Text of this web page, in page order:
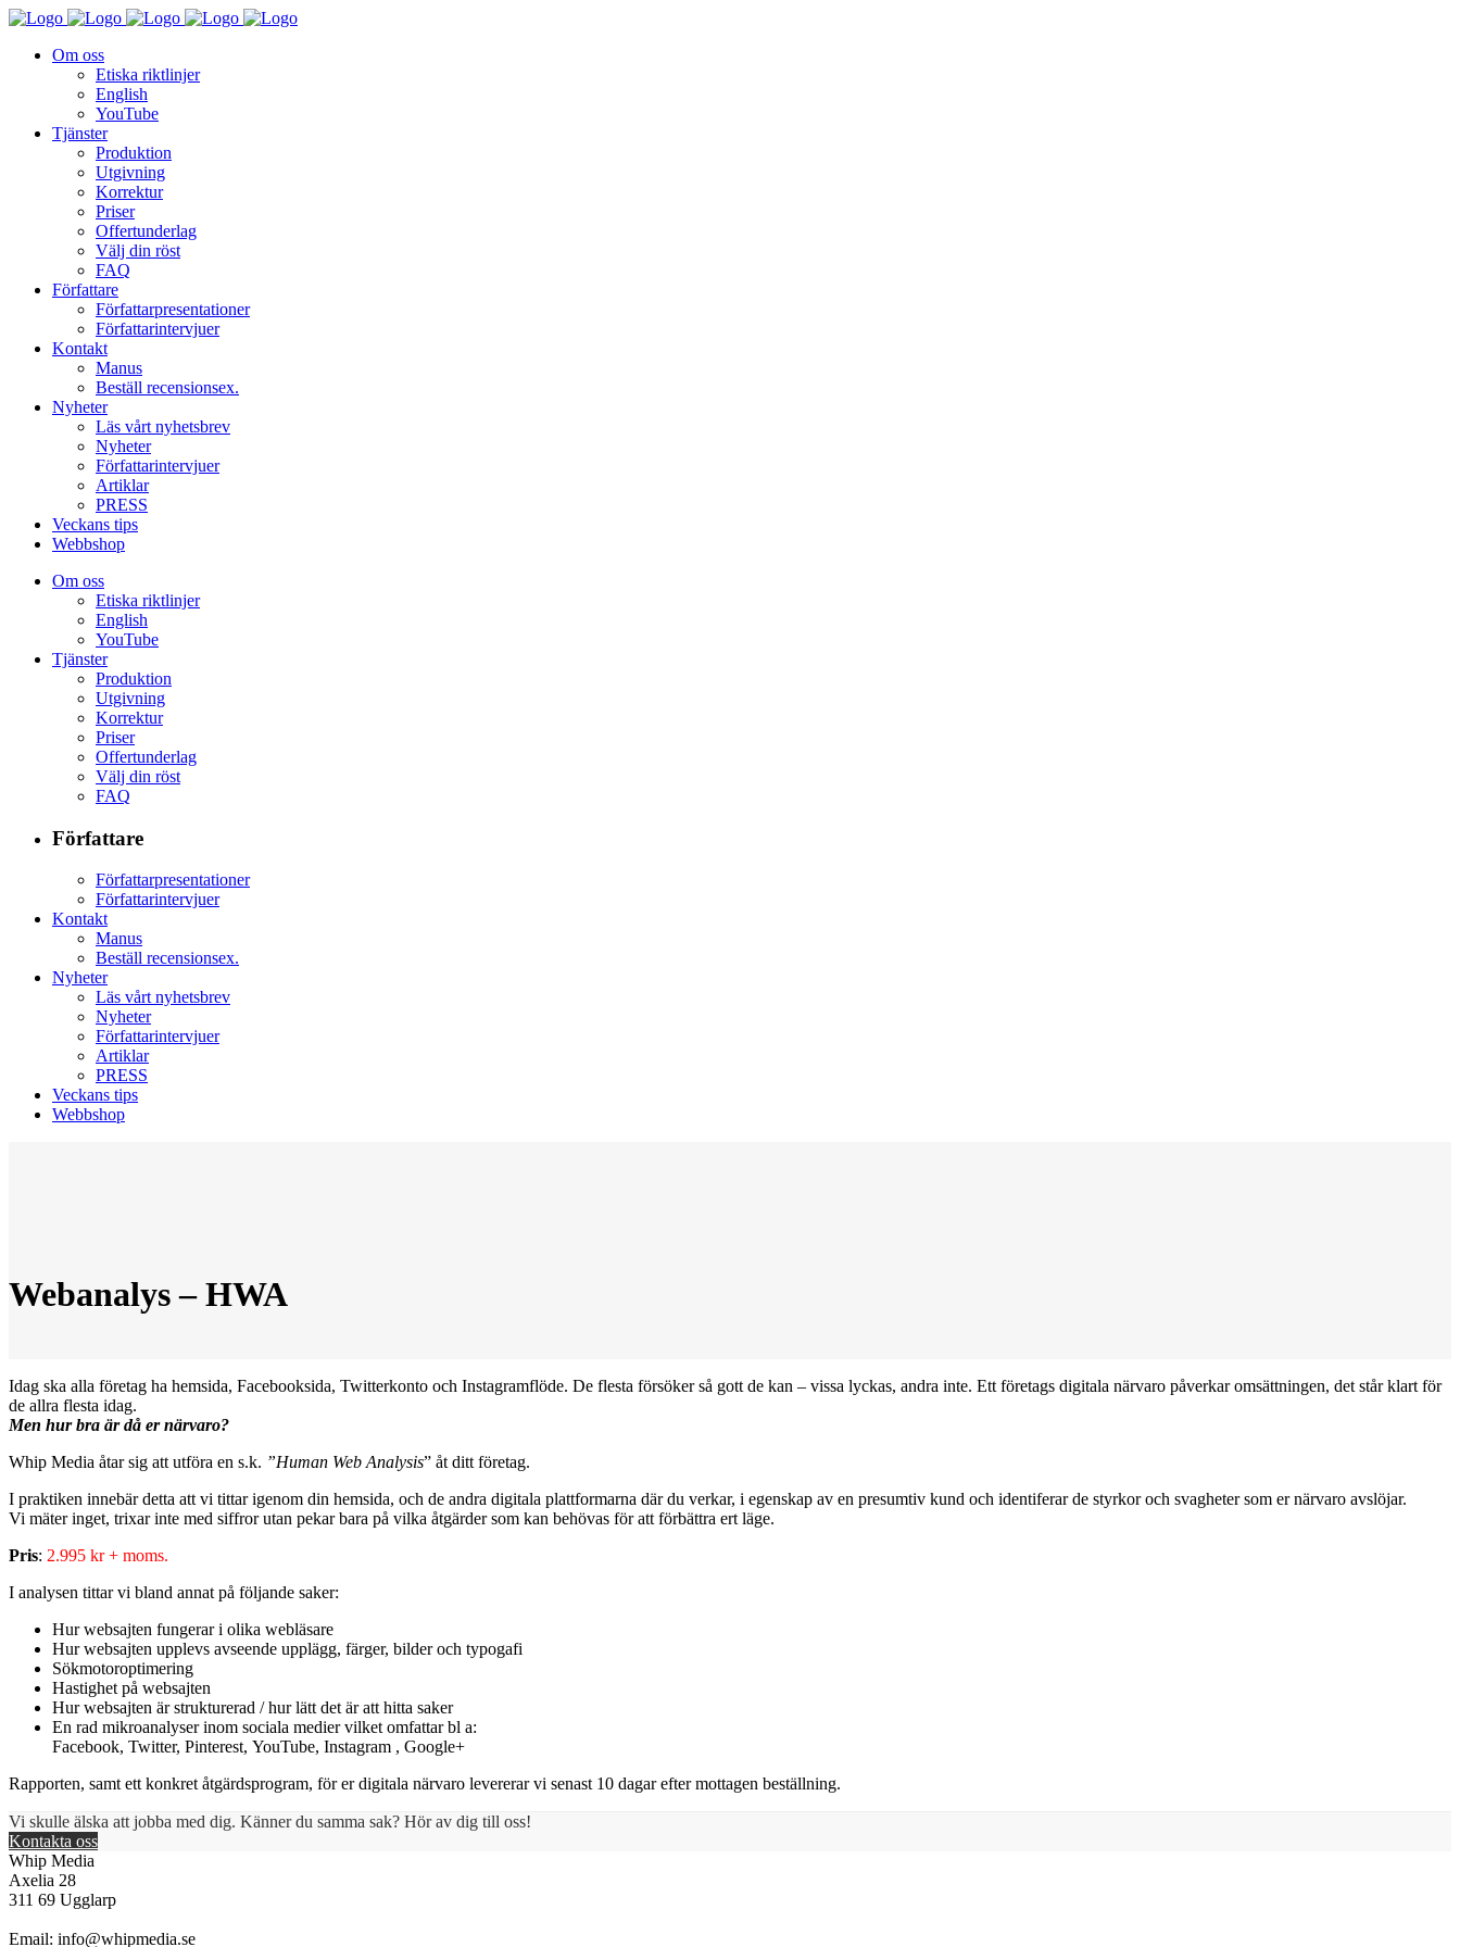
Om oss
Etiska riktlinjer
English
YouTube
Tjänster
Produktion
Utgivning
Korrektur
Priser
Offertunderlag
Välj din röst
FAQ
Författare
Författarpresentationer
Författarintervjuer
Kontakt
Manus
Beställ recensionsex.
Nyheter
Läs vårt nyhetsbrev
Nyheter
Författarintervjuer
Artiklar
PRESS
Veckans tips
Webbshop
Om oss
Etiska riktlinjer
English
YouTube
Tjänster
Produktion
Utgivning
Korrektur
Priser
Offertunderlag
Välj din röst
FAQ
Författare
Författarpresentationer
Författarintervjuer
Kontakt
Manus
Beställ recensionsex.
Nyheter
Läs vårt nyhetsbrev
Nyheter
Författarintervjuer
Artiklar
PRESS
Veckans tips
Webbshop
Webanalys – HWA
Idag ska alla företag ha hemsida, Facebooksida, Twitterkonto och Instagramflöde. De flesta försöker så gott de kan – vissa lyckas, andra inte. Ett företags digitala närvaro påverkar omsättningen, det står klart för
de allra flesta idag.
Men hur bra är då er närvaro?
Whip Media åtar sig att utföra en s.k. ”Human Web Analysis” åt ditt företag.
I praktiken innebär detta att vi tittar igenom din hemsida, och de andra digitala plattformarna där du verkar, i egenskap av en presumtiv kund och identiferar de styrkor och svagheter som er närvaro avslöjar.
Vi mäter inget, trixar inte med siffror utan pekar bara på vilka åtgärder som kan behövas för att förbättra ert läge.
Pris: 2.995 kr + moms.
I analysen tittar vi bland annat på följande saker:
Hur websajten fungerar i olika webläsare
Hur websajten upplevs avseende upplägg, färger, bilder och typogafi
Sökmotoroptimering
Hastighet på websajten
Hur websajten är strukturerad / hur lätt det är att hitta saker
En rad mikroanalyser inom sociala medier vilket omfattar bl a:
Facebook, Twitter, Pinterest, YouTube, Instagram , Google+
Rapporten, samt ett konkret åtgärdsprogram, för er digitala närvaro levererar vi senast 10 dagar efter mottagen beställning.
Vi skulle älska att jobba med dig. Känner du samma sak? Hör av dig till oss!
Kontakta oss
Whip Media
Axelia 28
311 69 Ugglarp
Email: info@whipmedia.se